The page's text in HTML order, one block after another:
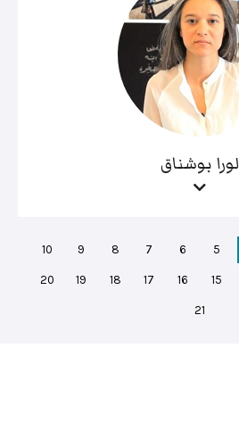
لورا بوشناق
5
6
7
8
9
10
15
16
17
18
19
20
21